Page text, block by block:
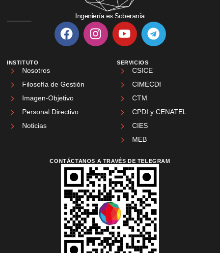
Ingeniería es Soberanía
INSTITUTO
Nosotros
Filosofía de Gestión
Imagen-Objetivo
Personal Directivo
Noticias
SERVICIOS
CSICE
CIMECDI
CTM
CPDI y CENATEL
CIES
MEB
CONTÁCTANOS A TRAVÉS DE TELEGRAM